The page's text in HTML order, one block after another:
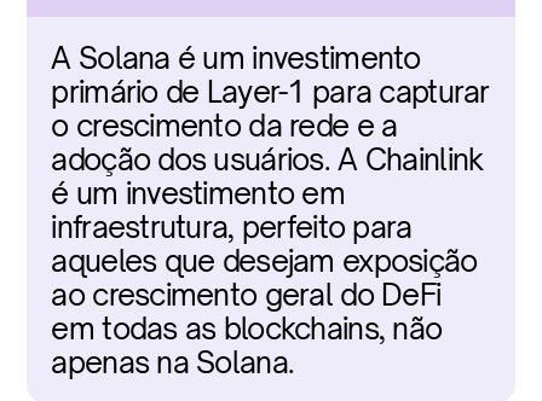
A Solana é um investimento
primário de Layer-1 para capturar
o crescimento da rede e a
adoção dos usuários. A Chainlink
é um investimento em
infraestrutura, perfeito para
aqueles que desejam exposição
ao crescimento geral do DeFi
em todas as blockchains, não
apenas na Solana.